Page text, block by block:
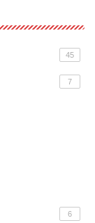
45
7
6